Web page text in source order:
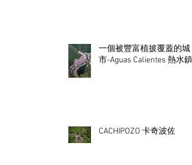
一個被豐富植披覆蓋的城
市-Aguas Calientes 熱水鎮
CACHIPOZO 卡奇波佐